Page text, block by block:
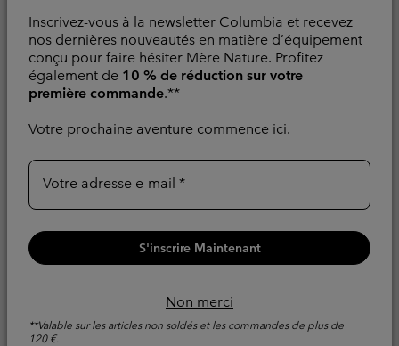
Inscrivez-vous à la newsletter Columbia et recevez
nos dernières nouveautés en matière d’équipement
conçu pour faire hésiter Mère Nature. Profitez
également de 10 % de réduction sur votre
première commande.**
Votre prochaine aventure commence ici.
Votre adresse e-mail
S'inscrire Maintenant
Non merci
**Valable sur les articles non soldés et les commandes de plus de
120 €.
Fini les hésitations.
Trouvez la veste idéale
Matière Recyclée
Comparer